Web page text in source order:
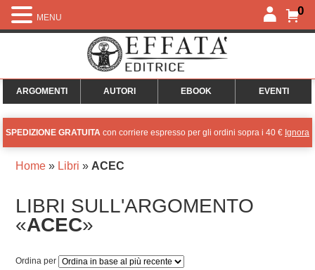
0
ARGOMENTI AUTORI EBOOK EVENTI
SPEDIZIONE GRATUITA con corriere espresso per gli ordini sopra i 40 € Ignora
Home» Libri » ACEC
LIBRI SULL'ARGOMENTO
«ACEC»
Ordina per
MENU